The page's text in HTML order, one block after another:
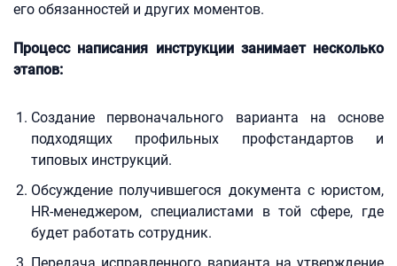
его обязанностей и других моментов.
Процесс написания инструкции занимает несколько
этапов:
Создание первоначального варианта на основе
подходящих профильных профстандартов и
типовых инструкций.
Обсуждение получившегося документа с юристом,
HR-менеджером, специалистами в той сфере, где
будет работать сотрудник.